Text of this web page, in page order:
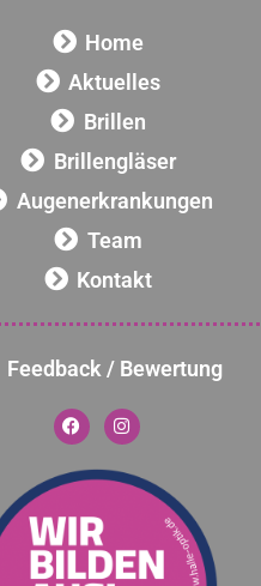
Home
Aktuelles
Brillen
Brillengläser
Augenerkrankungen
Team
Kontakt
Feedback / Bewertung